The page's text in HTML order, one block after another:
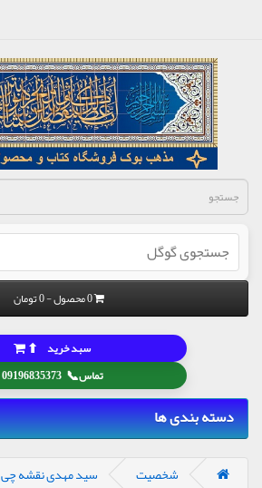
0 محصول - 0 تومان
تماس📞
09196835373
سبد خرید ⬆
دسته بندی ها
شخصیت سید مهدی نقشه چی